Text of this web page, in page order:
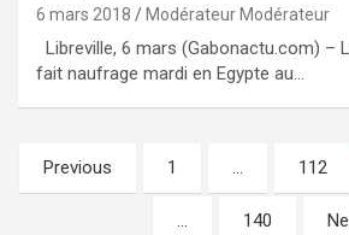
6 mars 2018 Modérateur Modérateur
Libreville, 6 mars (Gabonactu.com) –
fait naufrage mardi en Egypte au…
Pagination
des
Previous 1 … 112
… 140